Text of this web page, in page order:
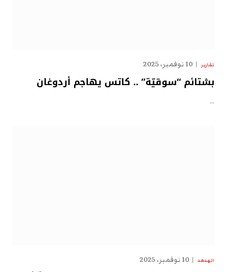
تقارير 10 نوفمبر، 2025
بشتائم “سوقيّة” .. كاتس يهاجم أردوغان
…
الهدهد 10 نوفمبر، 2025